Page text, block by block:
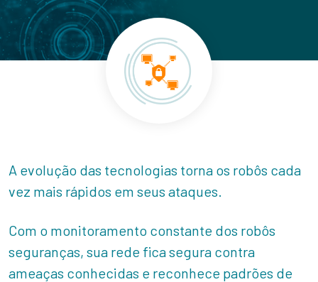
A evolução das tecnologias torna os robôs cada
vez mais rápidos em seus ataques.
Com o monitoramento constante dos robôs
seguranças, sua rede fica segura contra
ameaças conhecidas e reconhece padrões de